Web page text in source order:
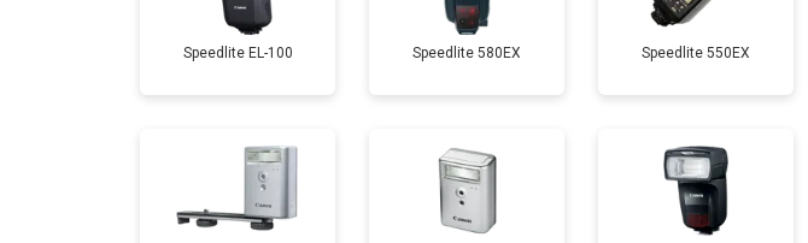
Speedlite EL-100 Speedlite 580EX Speedlite 550EX